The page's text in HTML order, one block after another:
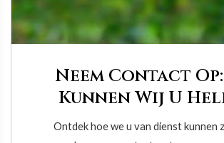
Neem Contact
Kunnen Wij U
Ontdek hoe we u van dienst kunnen